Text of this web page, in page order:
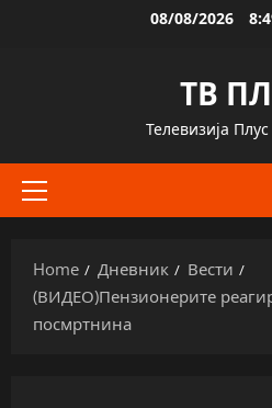
08/08/2026
ТВ
Телевизија
Primary
Home Дневник
Вести
(ВИДЕО)Пензионерите
посмртнина